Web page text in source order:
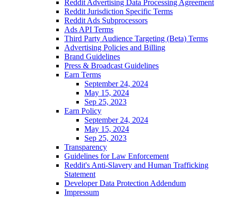
Reddit Advertising Data Processing Agreement
Reddit Jurisdiction Specific Terms
Reddit Ads Subprocessors
Ads API Terms
Third Party Audience Targeting (Beta) Terms
Advertising Policies and Billing
Brand Guidelines
Press & Broadcast Guidelines
Earn Terms
September 24, 2024
May 15, 2024
Sep 25, 2023
Earn Policy
September 24, 2024
May 15, 2024
Sep 25, 2023
Transparency
Guidelines for Law Enforcement
Reddit's Anti-Slavery and Human Trafficking
Statement
Developer Data Protection Addendum
Impressum